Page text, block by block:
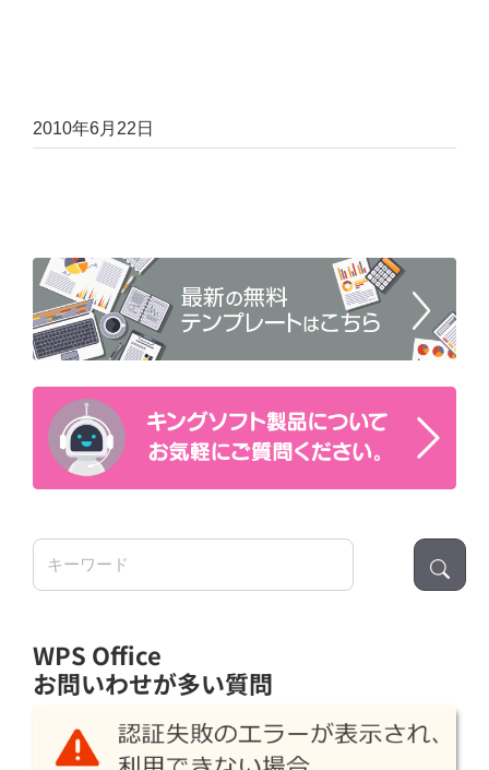
2010年6月22日
検
WPS Office
お問いわせが多い質問